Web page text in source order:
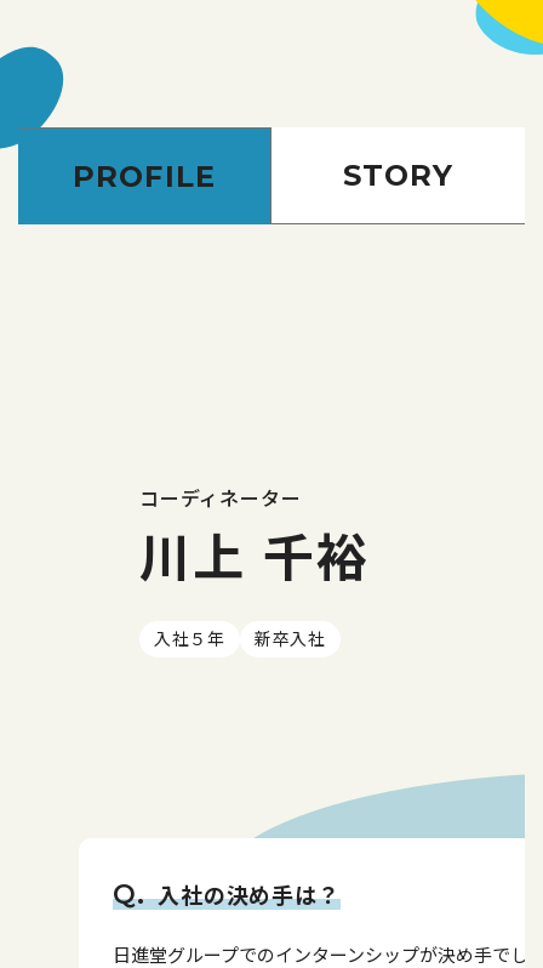
PROFILE STORY
コーディネーター
川上 千裕
入社５年 新卒入社
入社の決め手は？
日進堂グループでのインターンシップが決め手でし